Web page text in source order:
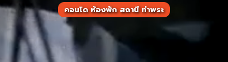
คอนโด ห้องพัก สถานี ท่าพระ